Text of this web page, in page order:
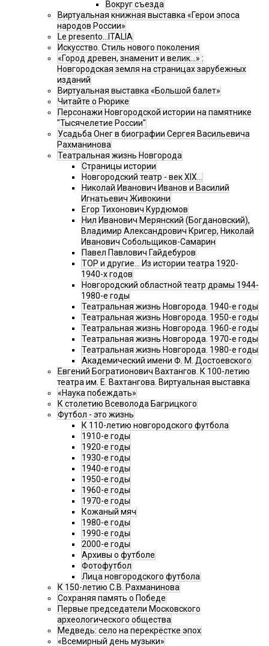
Вокруг съезда
Виртуальная книжная выставка «Герои эпоса
народов России»
Le presento...ITALIA
Искусство. Стиль нового поколения
«Город древен, знаменит и велик…» :
Новгородская земля на страницах зарубежных
изданий
Виртуальная выставка «Большой балет»
Читайте о Рюрике
Персонажи Новгородской истории на памятнике
"Тысячелетие России"
Усадьба Онег в биографии Сергея Васильевича
Рахманинова
Театральная жизнь Новгорода
Страницы истории
Новгородский театр - век XIX…
Николай Иванович Иванов и Василий
Игнатьевич Живокини
Егор Тихонович Курдюмов
Нил Иванович Мерянский (Богдановский),
Владимир Александрович Кригер, Николай
Иванович Собольщиков-Самарин
Павел Павлович Гайдебуров
ТОР и другие… Из истории театра 1920-
1940-х годов
Новгородский областной театр драмы 1944-
1980-е годы
Театральная жизнь Новгорода. 1940-е годы
Театральная жизнь Новгорода. 1950-е годы
Театральная жизнь Новгорода. 1960-е годы
Театральная жизнь Новгорода. 1970-е годы
Театральная жизнь Новгорода. 1980-е годы
Академический имени Ф. М. Достоевского
Евгений Богратионович Вахтангов. К 100-летию
театра им. Е. Вахтангова. Виртуальная выставка
«Наука побеждать»
К столетию Всеволода Багрицкого
Футбол - это жизнь
К 110-летию новгородского футбола
1910-е годы
1920-е годы
1930-е годы
1940-е годы
1950-е годы
1960-е годы
1970-е годы
Кожаный мяч
1980-е годы
1990-е годы
2000-е годы
Архивы о футболе
Фотофутбол
Лица новгородского футбола
К 150-летию С.В. Рахманинова
Сохраняя память о Победе
Первые председатели Московского
археологического общества
Медведь: село на перекрёстке эпох
«Всемирный день музыки»